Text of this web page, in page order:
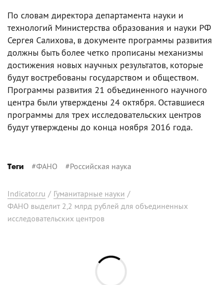
По словам директора департамента науки и
технологий Министерства образования и науки РФ
Сергея Салихова, в документе программы развития
должны быть более четко прописаны механизмы
достижения новых научных результатов, которые
будут востребованы государством и обществом.
Программы развития 21 объединенного научного
центра были утверждены 24 октября. Оставшиеся
программы для трех исследовательских центров
будут утверждены до конца ноября 2016 года.
Теги #ФАНО #Российская наука
Indicator.ru / Гуманитарные науки /
ФАНО выделит 2,2 млрд рублей для объединенных
исследовательских центров